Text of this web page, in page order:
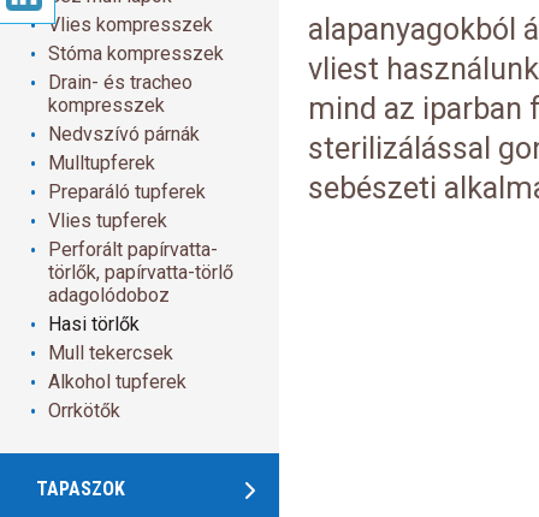
Vlies kompresszek
Stóma kompresszek
Drain- és tracheo
kompresszek
Nedvszívó párnák
Mulltupferek
Preparáló tupferek
Vlies tupferek
Perforált papírvatta-
törlők, papírvatta-törlő
adagolódoboz
Hasi törlők
Mull tekercsek
Alkohol tupferek
Orrkötők
TAPASZOK
alapanyagokból
vliest
mind az iparban
sterilizálással
sebészeti